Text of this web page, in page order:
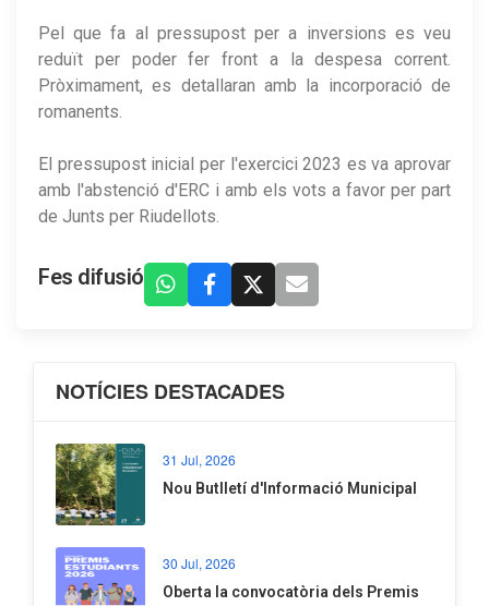
Pel que fa al pressupost per a inversions es veu
reduït per poder fer front a la despesa corrent.
Pròximament, es detallaran amb la incorporació de
romanents.
El pressupost inicial per l'exercici 2023 es va aprovar
amb l'abstenció d'ERC i amb els vots a favor per part
de Junts per Riudellots.
Fes difusió
NOTÍCIES DESTACADES
31 Jul, 2026
Nou Butlletí d'Informació Municipal
30 Jul, 2026
Oberta la convocatòria dels Premis